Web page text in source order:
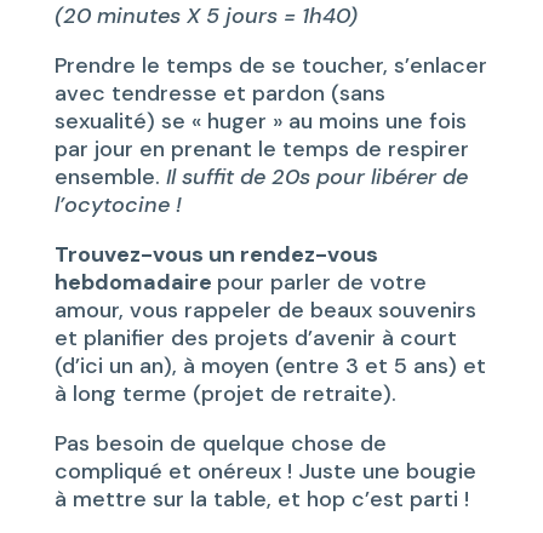
(20 minutes X 5 jours = 1h40)
Prendre le temps de se toucher, s’enlacer
avec tendresse et pardon (sans
sexualité) se « huger » au moins une fois
par jour en prenant le temps de respirer
ensemble. Il suffit de 20s pour libérer de
l’ocytocine !
Trouvez-vous un rendez-vous
hebdomadaire pour parler de votre
amour, vous rappeler de beaux souvenirs
et planifier des projets d’avenir à court
(d’ici un an), à moyen (entre 3 et 5 ans) et
à long terme (projet de retraite).
Pas besoin de quelque chose de
compliqué et onéreux ! Juste une bougie
à mettre sur la table, et hop c’est parti !